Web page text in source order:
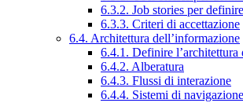
6.3.2. Job stories per
6.3.3. Criteri di accettazione
6.4. Architettura dell’informazione
6.4.1. Definire l’architettura
6.4.2. Alberatura
6.4.3. Flussi di interazione
6.4.4. Sistemi di navigazione